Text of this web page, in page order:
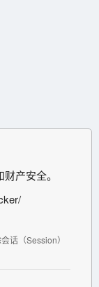
产安全。
话（Session）